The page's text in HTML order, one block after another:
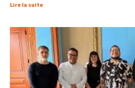
Lire la suite